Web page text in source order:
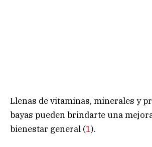
Llenas de vitaminas, minerales y
bayas pueden brindarte una
bienestar general (1).